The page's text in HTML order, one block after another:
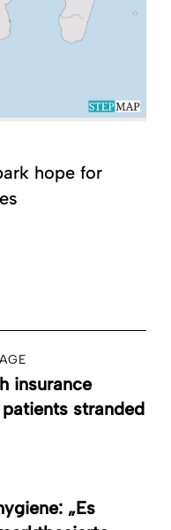
hope for
insurance
stranded
„Es